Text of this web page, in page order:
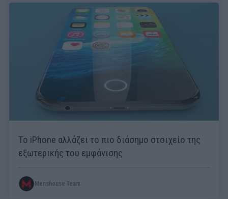
Το iPhone αλλάζει το πιο διάσημο στοιχείο της
εξωτερικής του εμφάνισης
Menshouse Team